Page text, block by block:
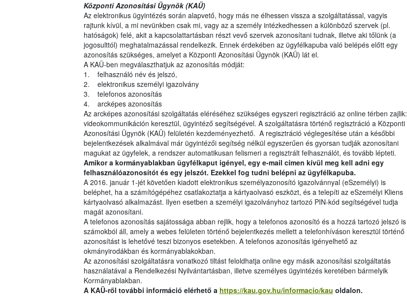
Központi Azonosítási Ügynök (KAÜ)
Az elektronikus ügyintézés során alapvető, hogy más ne élhessen vissza a szolgáltatással, vagyis
rajtunk kívül, a mi nevünkben csak mi, vagy az a személy intézkedhessen a különböző szervek (pl.
hatóságok) felé, akit a kapcsolattartásban részt vevő szervek azonosítani tudnak, illetve aki tőlünk (a
jogosulttól) meghatalmazással rendelkezik. Ennek érdekében az ügyfélkapuba való belépés előtt egy
azonosítás szükséges, amelyet a Központi Azonosítási Ügynök (KAÜ) lát el.
A KAÜ-ben megválaszthatjuk az azonosítás módját:
1. felhasználó név és jelszó,
2. elektronikus személyi igazolvány
3. telefonos azonosítás
4. arcképes azonosítás
Az arcképes azonosítási szolgáltatás eléréséhez szükséges egyszeri regisztráció az online térben zajlik:
videokommunikáción keresztül, ügyintéző segítségével. A szolgáltatásra történő regisztráció a Központi
Azonosítási Ügynök (KAÜ) felületén kezdeményezhető. A regisztráció véglegesítése után a későbbi
bejelentkezések alkalmával már ügyintézői segítség nélkül egyszerűen és gyorsan tudják azonosítani
magukat az ügyfelek, a rendszer automatikusan felismeri a regisztrált felhasználót, és tovább lépteti.
Amikor a kormányablakban ügyfélkaput igényel, egy e-mail címen kívül meg kell adni egy
felhasználóazonosítót és egy jelszót. Ezekkel fog tudni belépni az ügyfélkapuba.
A 2016. január 1-jét követően kiadott elektronikus személyazonosító igazolvánnyal (eSzemélyi) is
beléphet, ha a számítógépéhez csatlakoztatja a kártyaolvasó eszközt, és a telepíti az eSzemélyi Kliens
kártyaolvasó alkalmazást. Ilyen esetben a személyi igazolványhoz tartozó PIN-kód segítségével tudja
magát azonosítani.
A telefonos azonosítás sajátossága abban rejlik, hogy a telefonos azonosító és a hozzá tartozó jelszó is
számokból áll, amely a webes felületen történő bejelentkezés mellett a telefonhíváson keresztül történő
azonosítást is lehetővé teszi bizonyos esetekben. A telefonos azonosítás igényelhető az
okmányirodákban és kormányablakokban.
Az azonosítási szolgáltatásra vonatkozó tiltást feloldhatja online egy másik azonosítási szolgáltatás
használatával a Rendelkezési Nyilvántartásban, illetve személyes ügyintézés keretében bármelyik
Kormányablakban.
A KAÜ-ről további információ elérhető a https://kau.gov.hu/informacio/kau oldalon.